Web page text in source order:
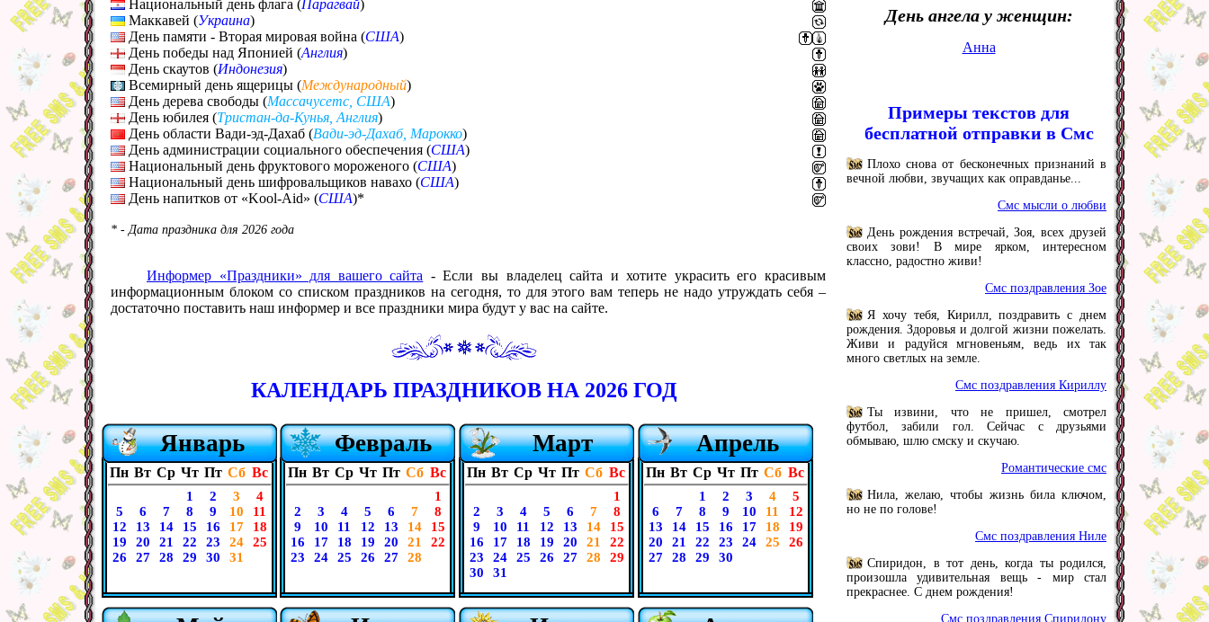
Национальный день флага (Парагвай)
Маккавей (Украина)
День памяти - Вторая мировая война (США)
День победы над Японией (Англия)
День скаутов (Индонезия)
Всемирный день ящерицы (Международный)
День дерева свободы (Массачусетс, США)
День юбилея (Тристан-да-Кунья, Англия)
День области Вади-эд-Дахаб (Вади-эд-Дахаб, Марокко)
День администрации социального обеспечения (США)
Национальный день фруктового мороженого (США)
Национальный день шифровальщиков навахо (США)
День напитков от «Kool-Aid» (США)*
* - Дата праздника для 2026 года
Информер «Праздники» для вашего сайта - Если вы владелец сайта и хотите украсить его красивым
информационным блоком со списком праздников на сегодня, то для этого вам теперь не надо утруждать себя –
достаточно поставить наш информер и все праздники мира будут у вас на сайте.
КАЛЕНДАРЬ ПРАЗДНИКОВ НА 2026 ГОД
Январь
Пн Вт Ср Чт Пт Сб Вс
1 2 3
4
5
6 7 8 9 10
11
12
13 14 15 16 17
18
19
20 21 22 23 24
25
26
27 28 29 30 31
Февраль
Пн Вт Ср Чт Пт Сб Вс
1
2
3 4 5 6 7
8
9
10 11 12 13 14
15
16
17 18 19 20 21
22
23
24 25 26 27 28
Март
Пн Вт Ср Чт Пт Сб Вс
1
2
3 4 5 6 7
8
9
10 11 12 13 14
15
16
17 18 19 20 21
22
23
24 25 26 27 28
29
30
31
Апрель
Пн Вт Ср Чт Пт Сб Вс
1 2 3 4
5
6
7 8 9 10 11
12
13
14 15 16 17 18
19
20
21 22 23 24 25
26
27
28 29 30
День ангела у женщин:
Анна
Примеры текстов для
бесплатной отправки в Смс
Плохо снова от бесконечных признаний в
вечной любви, звучащих как оправданье...
Смс мысли о любви
День рождения встречай, Зоя, всех друзей
своих зови! В мире ярком, интересном
классно, радостно живи!
Смс поздравления Зое
Я хочу тебя, Кирилл, поздравить с днем
рождения. Здоровья и долгой жизни пожелать.
Живи и радуйся мгновеньям, ведь их так
много светлых на земле.
Смс поздравления Кириллу
Ты извини, что не пришел, смотрел
футбол, забили гол. Сейчас с друзьями
обмываю, шлю смску и скучаю.
Романтические смс
Нила, желаю, чтобы жизнь била ключом,
но не по голове!
Смс поздравления Ниле
Спиридон, в тот день, когда ты родился,
произошла удивительная вещь - мир стал
прекраснее. С днем рождения!
Смс поздравления Спиридону